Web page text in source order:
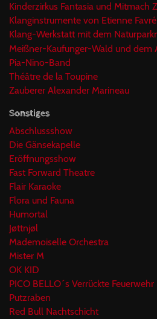
Kinderzirkus Fantasia und Mitmach
Klanginstrumente von Etienne Favré
Klang-Werkstatt mit dem
Meißner-Kaufunger-Wald und dem
Pia-Nino-Band
Théâtre de la Toupine
Zauberer Alexander Marineau
Sonstiges
Abschlussshow
Die Gänsekapelle
Eröffnungsshow
Fast Forward Theatre
Flair Karaoke
Flora und Fauna
Humortal
Jøttnjøl
Mademoiselle Orchestra
Mister M
OK KID
PICO BELLO´s Verrückte Feuerwehr
Putzraben
Red Bull Nachtschicht